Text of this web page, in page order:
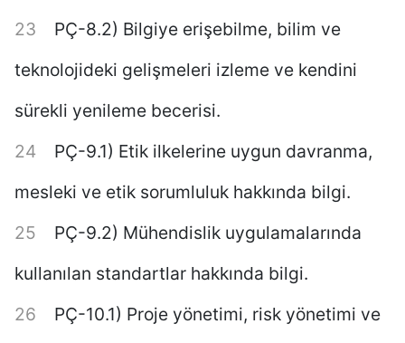
PÇ-8.2) Bilgiye erişebilme, bilim ve
teknolojideki gelişmeleri izleme ve kendini
sürekli yenileme becerisi.
PÇ-9.1) Etik ilkelerine uygun davranma,
mesleki ve etik sorumluluk hakkında bilgi.
PÇ-9.2) Mühendislik uygulamalarında
kullanılan standartlar hakkında bilgi.
PÇ-10.1) Proje yönetimi, risk yönetimi ve